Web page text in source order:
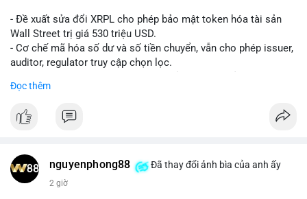
- Đề xuất sửa đổi XRPL cho phép bảo mật token hóa tài sản
Wall Street trị giá 530 triệu USD.
- Cơ chế mã hóa số dư và số tiền chuyển, vẫn cho phép issuer,
auditor, regulator truy cập chọn lọc.
tài chính.
chức tài chính.
$xrp
Đọc thêm
nguyenphong88 Đã thay đổi ảnh bìa của anh ấy
2 giờ